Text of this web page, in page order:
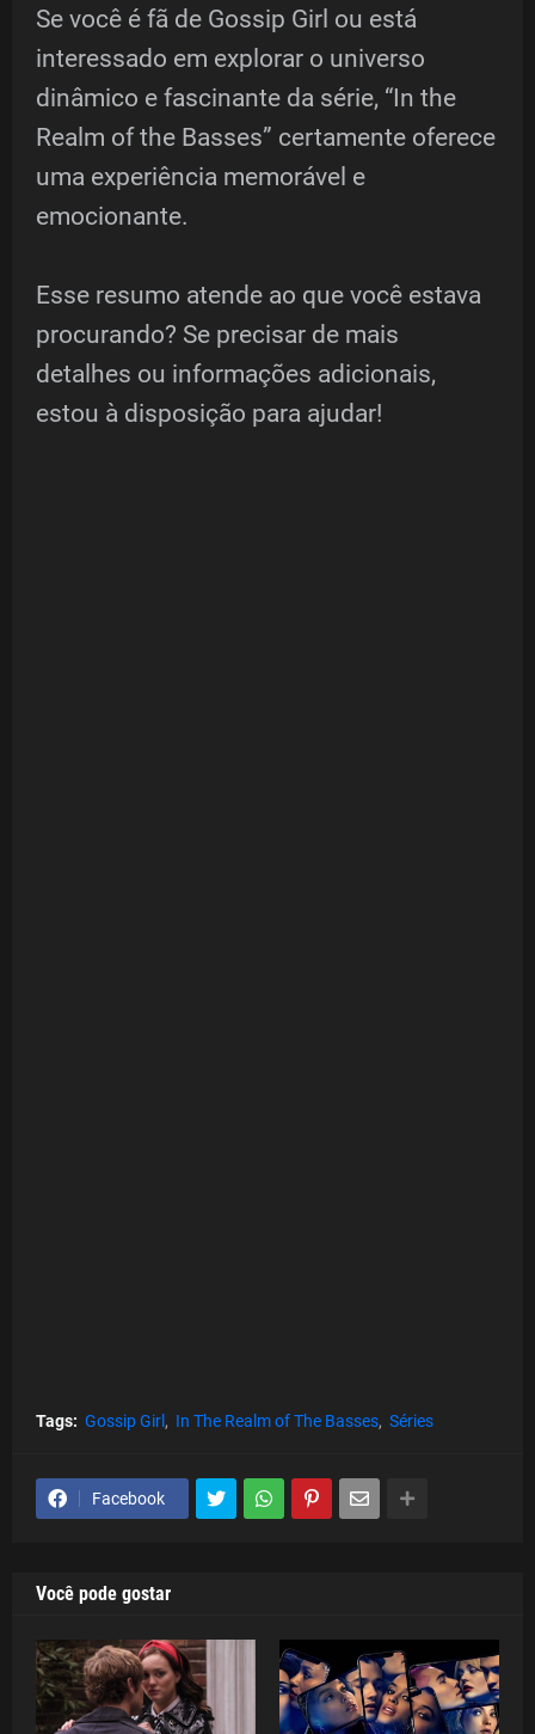
Se você é fã de Gossip Girl ou está
interessado em explorar o universo
dinâmico e fascinante da série, “In the
Realm of the Basses” certamente oferece
uma experiência memorável e
emocionante.
Esse resumo atende ao que você estava
procurando? Se precisar de mais
detalhes ou informações adicionais,
estou à disposição para ajudar!
Tags: Gossip Girl In The Realm of The Basses Séries
Facebook
Você pode gostar